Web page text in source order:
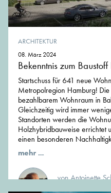
ARCHITEKTUR
08. März 2024
Bekenntnis zum
Startschuss für 641 neue
Metropolregion Hamburg!
bezahlbarem Wohnraum in
Gleichzeitig wird immer
Standorten werden die
Holzhybridbauweise errichtet
einen besonderen
mehr ...
von Antoinette